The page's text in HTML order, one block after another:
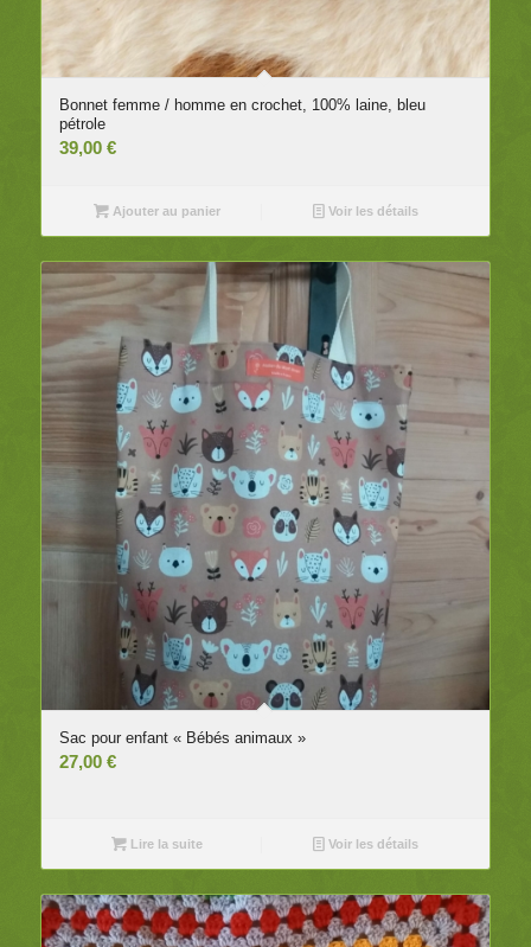
Bonnet femme / homme en crochet, 100% laine, bleu
pétrole
39,00 €
Ajouter au panier Voir les détails
Sac pour enfant « Bébés animaux »
27,00 €
Lire la suite Voir les détails